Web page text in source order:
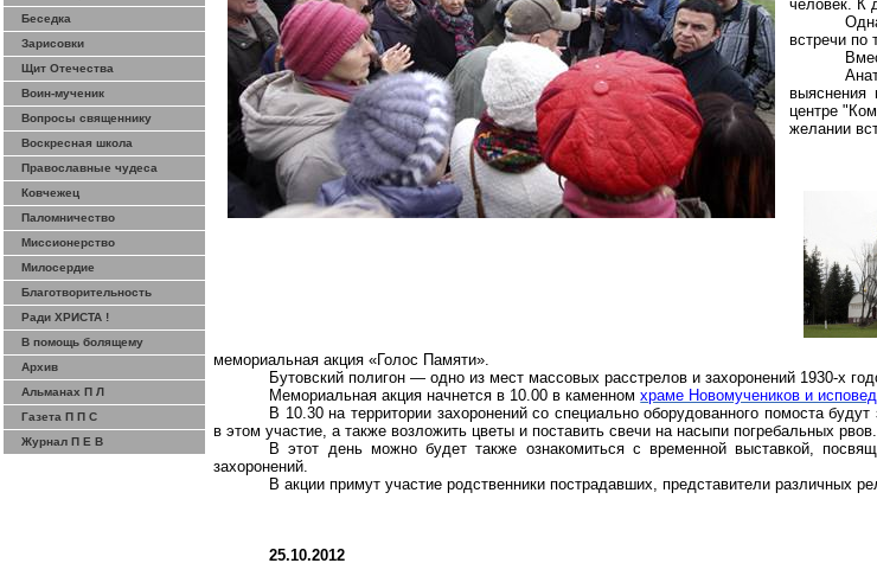
Беседка
Зарисовки
Щит Отечества
Воин-мученик
Вопросы священнику
Воскресная школа
Православные чудеса
Ковчежец
Паломничество
Миссионерство
Милосердие
Благотворительность
Ради ХРИСТА !
В помощь болящему
Архив
Альманах П Л
Газета П П С
Журнал П Е В
человек. К
встречи по
выяснения
центре
желании
мемориальная акция «Голос Памяти».
Бутовский полигон — одно из мест массовых расстрелов и захоронений 1930-х
Мемориальная акция начнется в 10.00 в каменномхраме Новомучеников и
В 10.30 на территории захоронений со специально оборудованного помоста
в этом участие, а также возложить цветы и поставить свечи на насыпи погребальных рвов.
В этот день можно будет также ознакомиться с временной выставкой,
захоронений.
В акции примут участие родственники пострадавших, представители различных
25.10.2012